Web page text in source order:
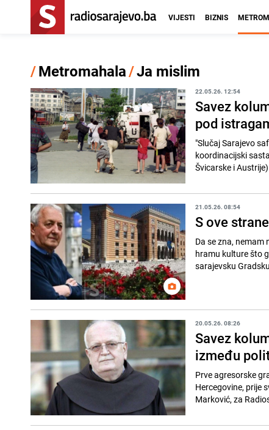
VIJESTI BIZNIS
/Metromahala/Ja mislim
22.05.26. 12:54
Savez
pod
"Slučaj Sarajevo
koordinacijski
Švicarske i
21.05.26. 08:54
S ove
Da se zna,
hramu kulture što
sarajevsku
20.05.26. 08:26
Savez
između
Prve agresorske
Hercegovine, prije
Marković, za